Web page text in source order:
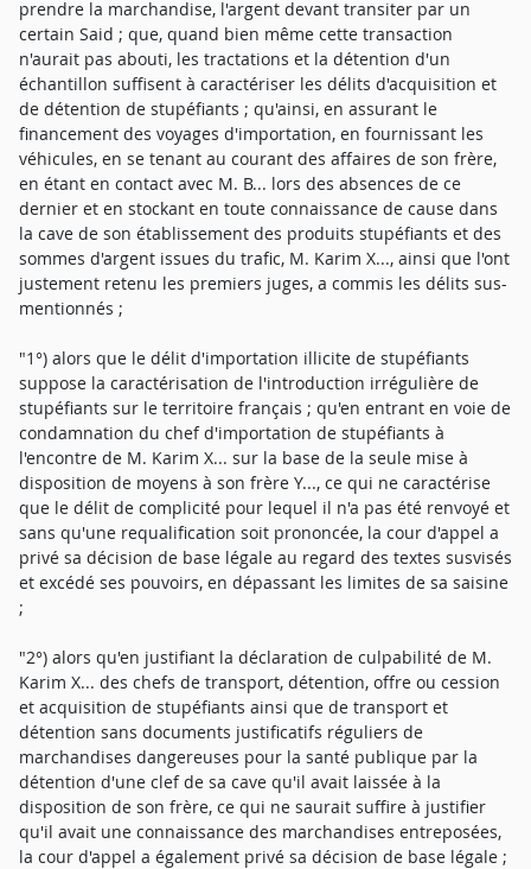
prendre la marchandise, l'argent devant transiter par un
certain Said ; que, quand bien même cette transaction
n'aurait pas abouti, les tractations et la détention d'un
échantillon suffisent à caractériser les délits d'acquisition et
de détention de stupéfiants ; qu'ainsi, en assurant le
financement des voyages d'importation, en fournissant les
véhicules, en se tenant au courant des affaires de son frère,
en étant en contact avec M. B... lors des absences de ce
dernier et en stockant en toute connaissance de cause dans
la cave de son établissement des produits stupéfiants et des
sommes d'argent issues du trafic, M. Karim X..., ainsi que l'ont
justement retenu les premiers juges, a commis les délits sus-
mentionnés ;
"1°) alors que le délit d'importation illicite de stupéfiants
suppose la caractérisation de l'introduction irrégulière de
stupéfiants sur le territoire français ; qu'en entrant en voie de
condamnation du chef d'importation de stupéfiants à
l'encontre de M. Karim X... sur la base de la seule mise à
disposition de moyens à son frère Y..., ce qui ne caractérise
que le délit de complicité pour lequel il n'a pas été renvoyé et
sans qu'une requalification soit prononcée, la cour d'appel a
privé sa décision de base légale au regard des textes susvisés
et excédé ses pouvoirs, en dépassant les limites de sa saisine
;
"2°) alors qu'en justifiant la déclaration de culpabilité de M.
Karim X... des chefs de transport, détention, offre ou cession
et acquisition de stupéfiants ainsi que de transport et
détention sans documents justificatifs réguliers de
marchandises dangereuses pour la santé publique par la
détention d'une clef de sa cave qu'il avait laissée à la
disposition de son frère, ce qui ne saurait suffire à justifier
qu'il avait une connaissance des marchandises entreposées,
la cour d'appel a également privé sa décision de base légale ;